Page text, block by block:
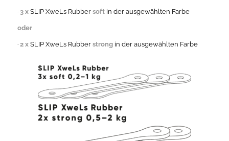
· 3 xSLIP XweLs Rubber softin der ausgewählten Farbe
oder
· 2 xSLIP XweLs Rubber strongin der ausgewählten Farbe